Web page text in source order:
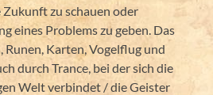
Zukunft zu schauen oder
eines Problems zu geben. Das
Karten, Vogelflug und
durch Trance, bei der sich die
Welt verbindet / die Geister